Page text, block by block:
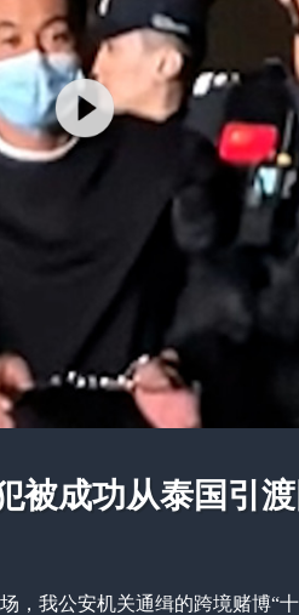
被成功从泰国引
，我公安机关通缉的跨境赌博